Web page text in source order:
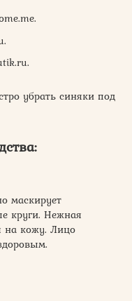
убрать синяки под
маскирует
круги. Нежная
на кожу. Лицо